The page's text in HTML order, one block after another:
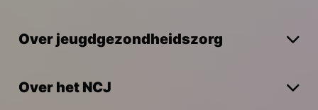
Over jeugdgezondheidszorg
Over het NCJ